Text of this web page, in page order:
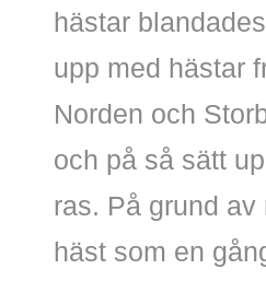
hästar
upp med hästar
Norden och
och på så sätt
ras. På grund
häst som en